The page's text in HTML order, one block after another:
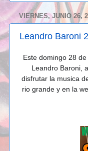
VIERNES, JUNIO 26,
Leandro Baroni
Este domingo 28
Leandro Baroni,
disfrutar la musica
rio grande y en la